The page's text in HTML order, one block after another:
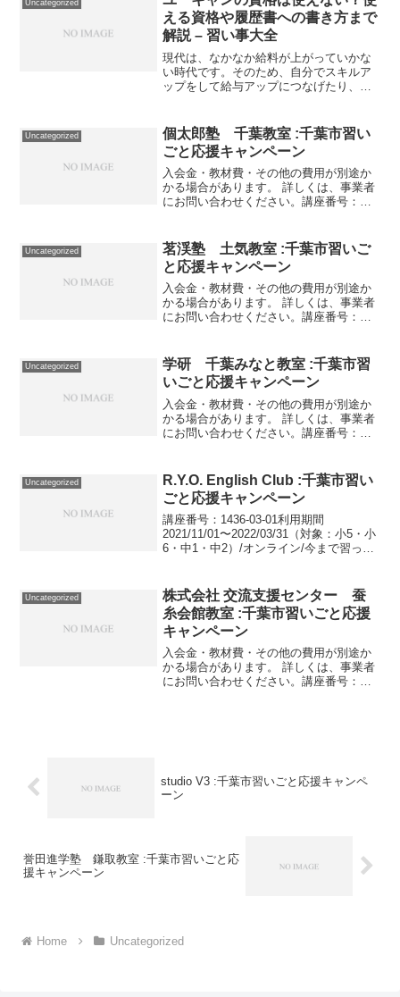
Uncategorized
える資格や履歴書への書き方まで
解説 – 習い事大全
現代は、なかなか給料が上がっていかな
い時代です。そのため、自分でスキルア
ップをして給与アップにつなげたり、転
ジに進もうと考えている人も多いのでは
ないでしょうか。資格とい...
Uncategorized
個太郎塾 千葉教室 :千葉市習い
ごと応援キャンペーン
入会金・教材費・その他の費用が別途か
かる場合があります。 詳しくは、事業者
にお問い合わせください。講座番号：
に正会員登録される場合、入会金16...
Uncategorized
茗渓塾 土気教室 :千葉市習いご
と応援キャンペーン
入会金・教材費・その他の費用が別途か
かる場合があります。 詳しくは、事業者
にお問い合わせください。講座番号：
「月謝制」。講座番号：1054-...
Uncategorized
学研 千葉みなと教室 :千葉市習
いごと応援キャンペーン
入会金・教材費・その他の費用が別途か
かる場合があります。 詳しくは、事業者
にお問い合わせください。講座番号：
幼児対象。講座番号：1706-0...
Uncategorized
R.Y.O. English Club :千葉市習い
ごと応援キャンペーン
講座番号：1436-03-01利用期間
2021/11/01〜2022/03/31（対象：小5・小
6・中1・中2）/オンライン/今まで習った
ます。保護者様に内容をお伝え...
Uncategorized
株式会社 交流支援センター 蚕
糸会館教室 :千葉市習いごと応援
キャンペーン
入会金・教材費・その他の費用が別途か
かる場合があります。 詳しくは、事業者
にお問い合わせください。講座番号：
studio V3 :千葉市習いごと応援キャンペ
ーン
誉田進学塾 鎌取教室 :千葉市習いごと応
援キャンペーン
Home Uncategorized